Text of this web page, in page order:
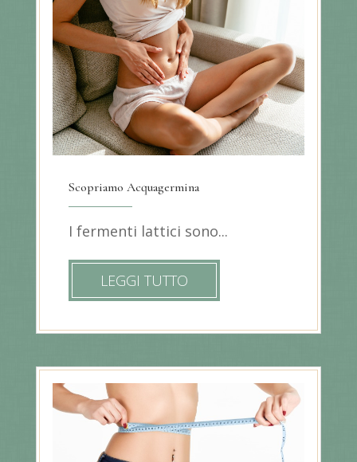
Scopriamo Acquagermina
I fermenti lattici sono...
LEGGI TUTTO